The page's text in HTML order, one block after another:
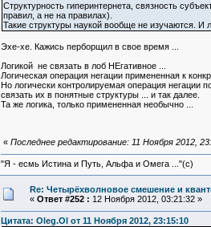
Структурность гиперинтернета, связность
правил, а не на правилах).
Такие структуры наукой вообще не изучаются. И
Эхе-хе. Кажись перборщил в свое время ...
Логикой не связать в лоб НЕгативное ...
Логическая операция негации примененная к
Но логически контролируемая операция негации
связать их в понятные структуры ... и так далее.
Та же логика, только примененная необычно ...
« Последнее редактирование: 11 Ноября 2012,
"Я - есмь Истина и Путь, Альфа и Омега ..."(с)
Re: Четырёхволновое смешение и
« Ответ #252 : 12 Ноября 2012, 03:21:32 »
Цитата: Oleg.Ol от 11 Ноября 2012, 23:15:10